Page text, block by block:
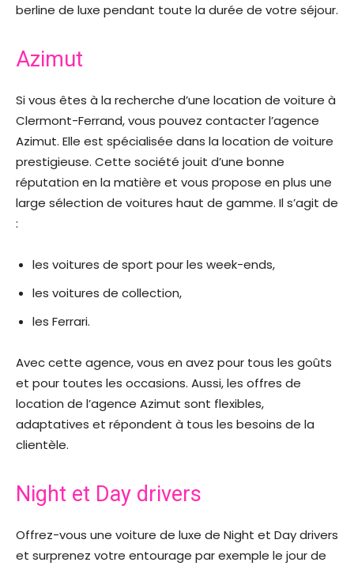
berline de luxe pendant toute la durée de votre séjour.
Azimut
Si vous êtes à la recherche d’une location de voiture à
Clermont-Ferrand, vous pouvez contacter l’agence
Azimut. Elle est spécialisée dans la location de voiture
prestigieuse. Cette société jouit d’une bonne
réputation en la matière et vous propose en plus une
large sélection de voitures haut de gamme. Il s’agit de
:
les voitures de sport pour les week-ends,
les voitures de collection,
les Ferrari.
Avec cette agence, vous en avez pour tous les goûts
et pour toutes les occasions. Aussi, les offres de
location de l’agence Azimut sont flexibles,
adaptatives et répondent à tous les besoins de la
clientèle.
Night et Day drivers
Offrez-vous une voiture de luxe de Night et Day drivers
et surprenez votre entourage par exemple le jour de